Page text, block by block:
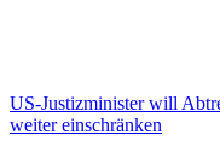
US-Justizminister will
weiter einschränken